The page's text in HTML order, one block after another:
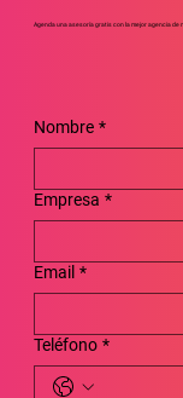
Agenda una asesoría gratis con la mejor agencia de
Nombre *
Empresa *
Email *
Teléfono *